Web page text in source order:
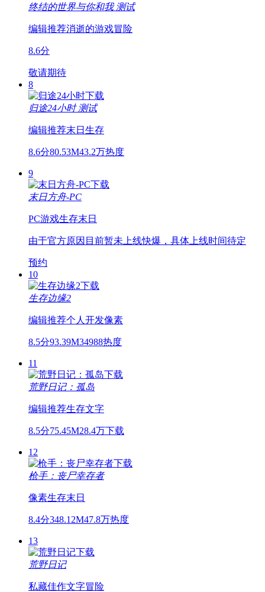
终结的世界与你和我 测试
编辑推荐消逝的游戏冒险
8.6分
敬请期待
8
归途24小时 测试
编辑推荐末日 生存
8.6分80.53M43.2万热度
9
末日方舟-PC
PC游戏生存末日
由于官方原因目前暂未上线快爆，具体上线时间待定
预约
10
生存边缘2
编辑推荐个人开发像素
8.5分93.39M34988热度
11
荒野日记：孤岛
编辑推荐生存文字
8.5分75.45M28.4万下载
12
枪手：丧尸幸存者
像素生存末日
8.4分348.12M47.8万热度
13
荒野日记
私藏佳作文字冒险